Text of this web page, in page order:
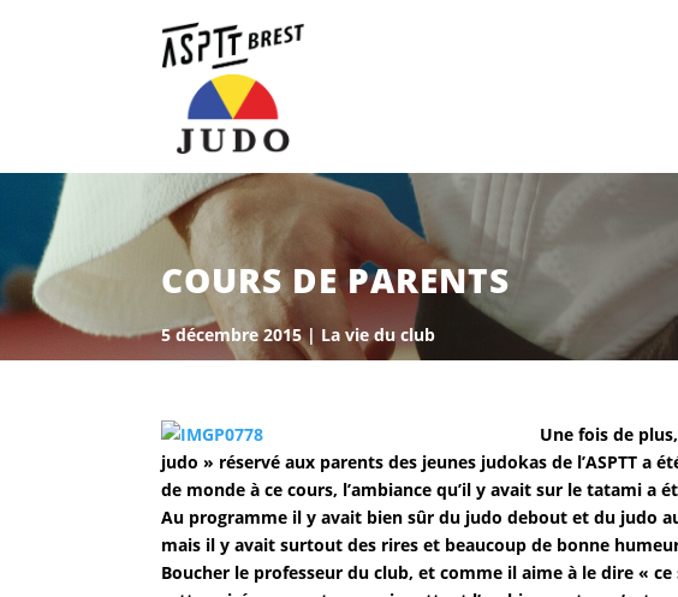
COURS DE PARENTS
5 décembre 2015| La vie du club
Une fois de
judo » réservé aux parents des jeunes judokas de l’ASPTT a
de monde à ce cours, l’ambiance qu’il y avait sur le tatami a
Au programme il y avait bien sûr du judo debout et du judo
mais il y avait surtout des rires et beaucoup de bonne
Boucher le professeur du club, et comme il aime à le dire «